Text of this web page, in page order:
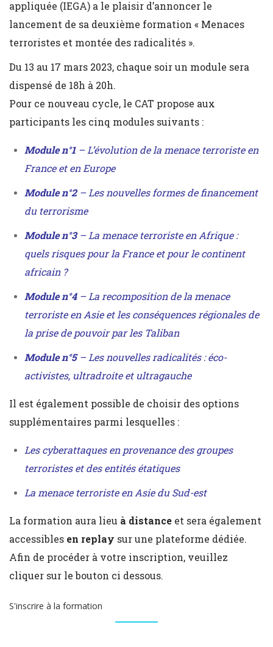
appliquée (IEGA) a le plaisir d’annoncer le
lancement de sa deuxième formation « Menaces
terroristes et montée des radicalités ».
Du 13 au 17 mars 2023, chaque soir un module sera
dispensé de 18h à 20h.
Pour ce nouveau cycle, le CAT propose aux
participants les cinq modules suivants :
Module n°1– L’évolution de la menace terroriste en
France et en Europe
Module n°2– Les nouvelles formes de financement
du terrorisme
Module n°3– La menace terroriste en Afrique :
quels risques pour la France et pour le continent
africain ?
Module n°4– La recomposition de la menace
terroriste en Asie et les conséquences régionales de
la prise de pouvoir par les Taliban
Module n°5– Les nouvelles radicalités : éco-
activistes, ultradroite et ultragauche
Il est également possible de choisir des options
supplémentaires parmi lesquelles :
Les cyberattaques en provenance des groupes
terroristes et des entités étatiques
La menace terroriste en Asie du Sud-est
La formation aura lieu à distance et sera également
accessibles en replay sur une plateforme dédiée.
Afin de procéder à votre inscription, veuillez
cliquer sur le bouton ci dessous.
S'inscrire à la formation